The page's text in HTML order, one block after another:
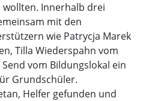
Innerhalb drei
mit den
wie Patrycja Marek
Tilla Wiederspahn vom
vom Bildungslokal ein
Grundschüler.
Helfer gefunden und